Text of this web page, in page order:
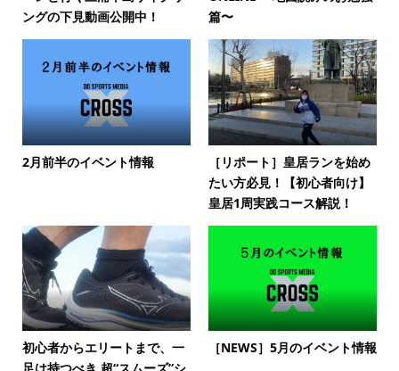
ングの下見動画公開中！
篇〜
2月前半のイベント情報
［リポート］皇居ランを始め
たい方必見！【初心者向け】
皇居1周実践コース解説！
初心者からエリートまで、一
［NEWS］5月のイベント情報